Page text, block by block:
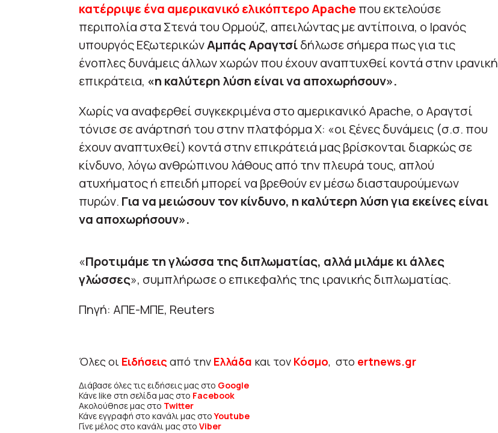
κατέρριψε ένα αμερικανικό ελικόπτερο Apacheπου εκτελούσε
περιπολία στα Στενά του Ορμούζ, απειλώντας με αντίποινα, ο Ιρανός
υπουργός ΕξωτερικώνΑμπάς Αραγτσίδήλωσε σήμερα πως για τις
ένοπλες δυνάμεις άλλων χωρών που έχουν αναπτυχθεί κοντά στην ιρανική
επικράτεια, «η καλύτερη λύση είναι να αποχωρήσουν».
Χωρίς να αναφερθεί συγκεκριμένα στο αμερικανικό Apache, ο Αραγτσί
τόνισε σε ανάρτησή του στην πλατφόρμα Χ: «οι ξένες δυνάμεις (σ.σ. που
έχουν αναπτυχθεί) κοντά στην επικράτειά μας βρίσκονται διαρκώς σε
κίνδυνο, λόγω ανθρώπινου λάθους από την πλευρά τους, απλού
ατυχήματος ή επειδή μπορεί να βρεθούν εν μέσω διασταυρούμενων
πυρών. Για να μειώσουν τον κίνδυνο, η καλύτερη λύση για εκείνες είναι
να αποχωρήσουν».
«Προτιμάμε τη γλώσσα της διπλωματίας, αλλά μιλάμε κι άλλες
γλώσσες», συμπλήρωσε ο επικεφαλής της ιρανικής διπλωματίας.
Πηγή: ΑΠΕ-ΜΠΕ, Reuters
Όλες οι Ειδήσεις από την Ελλάδα και τον Κόσμο, στο ertnews.gr
Διάβασε όλες τις ειδήσεις μας στο Google
Κάνε like στη σελίδα μας στο Facebook
Ακολούθησε μας στο Twitter
Κάνε εγγραφή στο κανάλι μας στοYoutube
Γίνε μέλος στο κανάλι μας στο Viber